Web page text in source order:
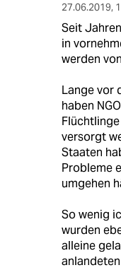
27.06.2019,
Seit
in
werden
Lange vor
haben
versorgt
Staaten
Probleme
umgehen
So wenig
wurden
alleine